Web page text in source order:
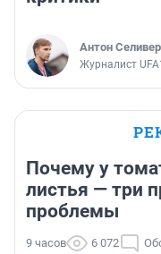
Антон
Журналист
Почему у
листья — три
проблемы
9 часов 6 072